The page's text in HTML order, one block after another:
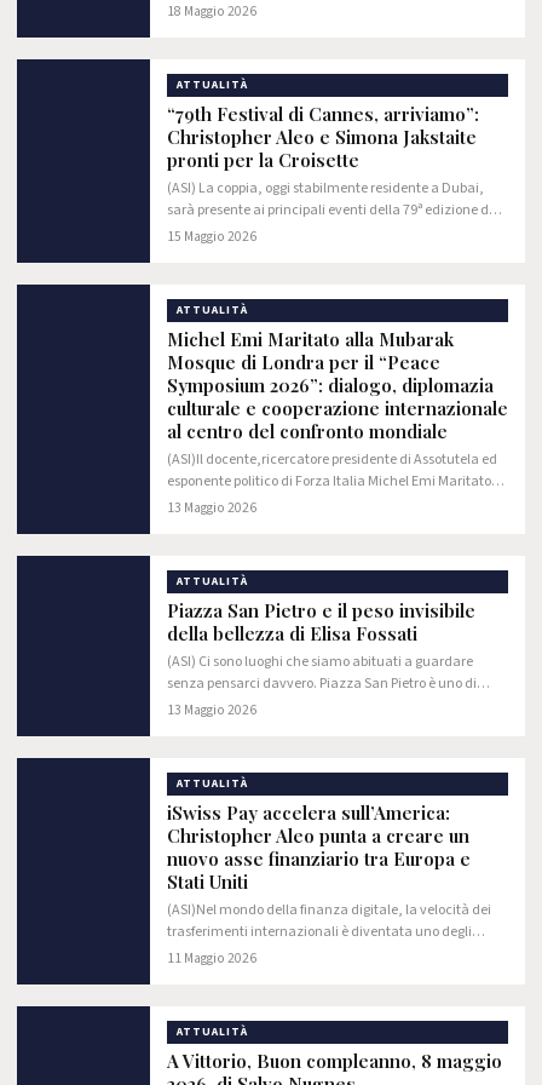
tutto il mondo la diversità e la creatività delle civiltà
18 Maggio 2026
ATTUALITÀ
“79th Festival di Cannes, arriviamo”:
Christopher Aleo e Simona Jakstaite
pronti per la Croisette
(ASI) La coppia, oggi stabilmente residente a Dubai,
sarà presente ai principali eventi della 79ª edizione del
Festival di Cannes, tra cinema internazionale, moda e
15 Maggio 2026
ATTUALITÀ
Michel Emi Maritato alla Mubarak
Mosque di Londra per il “Peace
Symposium 2026”: dialogo, diplomazia
culturale e cooperazione internazionale
al centro del confronto mondiale
(ASI)Il docente,ricercatore presidente di Assotutela ed
esponente politico di Forza Italia Michel Emi Maritato
prenderà parte a Londra al prestigioso “Peace
13 Maggio 2026
ATTUALITÀ
Piazza San Pietro e il peso invisibile
della bellezza di Elisa Fossati
(ASI) Ci sono luoghi che siamo abituati a guardare
senza pensarci davvero. Piazza San Pietro è uno di
questi. Si entra, si alza lo sguardo, e si vede subito ciò
13 Maggio 2026
ATTUALITÀ
iSwiss Pay accelera sull’America:
Christopher Aleo punta a creare un
nuovo asse finanziario tra Europa e
Stati Uniti
(ASI)Nel mondo della finanza digitale, la velocità dei
trasferimenti internazionali è diventata uno degli
elementi più importanti per aziende, investitori e
11 Maggio 2026
ATTUALITÀ
A Vittorio, Buon compleanno, 8 maggio